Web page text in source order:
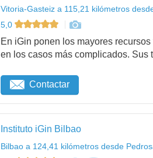
Vitoria-Gasteiz a 115,21 kilómetros
5,0
En iGin ponen los mayores
en los casos más complicados. Sus
Contactar
Instituto iGin Bilbao
Bilbao a 124,41 kilómetros desde